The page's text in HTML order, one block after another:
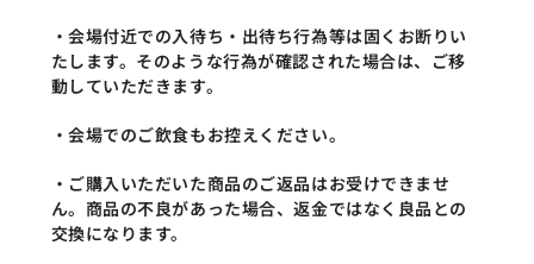
・会場付近での入待ち・出待ち行為等は固くお断りい
たします。そのような行為が確認された場合は、ご移
動していただきます。
・会場でのご飲食もお控えください。
・ご購入いただいた商品のご返品はお受けできませ
ん。商品の不良があった場合、返金ではなく良品との
交換になります。